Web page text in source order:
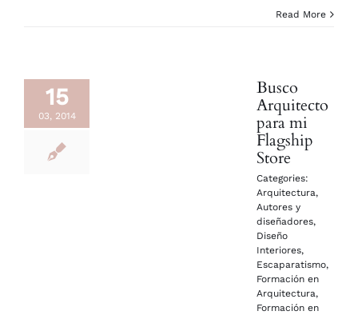
Read More
15
03, 2014
Busco
Arquitecto
para mi
Flagship
Store
Categories:
Arquitectura,
Autores y
diseñadores,
Diseño
Interiores,
Escaparatismo,
Formación en
Arquitectura,
Formación en